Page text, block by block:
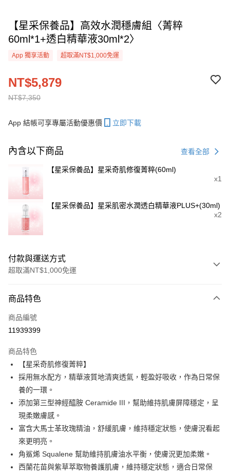
【星采保養品】高效水潤穩膚組〈菁粹
60ml*1+透白精華液30ml*2〉
App 獨享活動 超取滿NT$1,000免運
NT$7,350
NT$5,879
App 結帳可享專屬活動優惠價 立即下載
內含以下商品 查看全部
【星采保養品】星采奇肌修復菁粹(60ml)
x1
【星采保養品】星采肌密水潤透白精華液PLUS+(30ml)
x2
付款與運送方式
超取滿NT$1,000免運
信用卡一次付款
信用卡分期付款
合作金庫商業銀行
華南商業銀行
上海商業儲蓄銀行
台北富邦商業銀行
國泰世華商業銀行
臺灣中小企業銀行
台中商業銀行
匯豐（台灣）商業銀行
聯邦商業銀行
元大商業銀行
永豐商業銀行
玉山商業銀行
台新國際商業銀行
中國信託商業銀行
台灣樂天信用卡公司
6 期 0 利率 每期
華南商業銀行
彰化商業銀行
上海商業儲蓄銀行
國泰世華商業銀行
兆豐國際商業銀行
臺灣中小企業銀行
匯豐（台灣）商業銀行
華泰商業銀行
聯邦商業銀行
元大商業銀行
玉山商業銀行
星展（台灣）商業銀行
台新國際商業銀行
中國信託商業銀行
超商取貨付款
LINE Pay
Apple Pay
街口支付
悠遊付
全盈+PAY
商品特色
商品編號
11939399
商品特色
【星采奇肌修復菁粹】
採用無水配方，精華液質地清爽透氣，輕盈好吸收，作為日常保
養的一環。
添加第三型神經醯胺 Ceramide III，幫助維持肌膚屏障穩定，呈
現柔嫩膚感。
富含大馬士革玫瑰精油，舒緩肌膚，維持穩定狀態，使膚況看起
來更明亮。
角鯊烯 Squalene 幫助維持肌膚油水平衡，使膚況更加柔嫩。
西蘭花苗與紫草萃取物養護肌膚，維持穩定狀態，適合日常保